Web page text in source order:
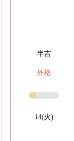
半吉
外格
14(火)